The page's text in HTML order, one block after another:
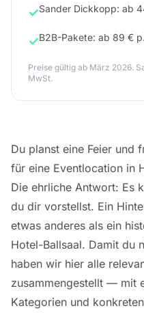
✓Sander Dickkopp: ab
✓B2B-Pakete: ab 89 €
Preise gültig ab März 2026.
MwSt.
Du planst eine Feier und
für eine Eventlocation in
Die ehrliche Antwort: Es
du dir vorstellst. Ein
etwas anderes als ein
Hotel-Ballsaal. Damit du
haben wir hier alle
zusammengestellt — mit
Kategorien und